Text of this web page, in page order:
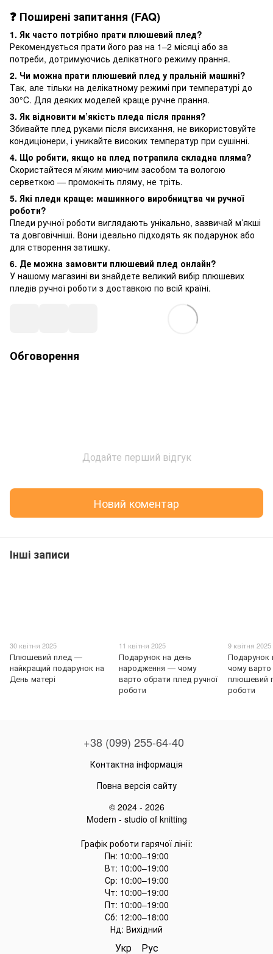
❓ Поширені запитання (FAQ)
1. Як часто потрібно прати плюшевий плед?
Рекомендується прати його раз на 1–2 місяці або за
потреби, дотримуючись делікатного режиму прання.
2. Чи можна прати плюшевий плед у пральній машині?
Так, але тільки на делікатному режимі при температурі до
30°C. Для деяких моделей краще ручне прання.
3. Як відновити м’якість пледа після прання?
Збивайте плед руками після висихання, не використовуйте
кондиціонери, і уникайте високих температур при сушінні.
4. Що робити, якщо на плед потрапила складна пляма?
Скористайтеся м’яким миючим засобом та вологою
серветкою — промокніть пляму, не тріть.
5. Які пледи краще: машинного виробництва чи ручної
роботи?
Пледи ручної роботи виглядають унікально, зазвичай м’якші
та довговічніші. Вони ідеально підходять як подарунок або
для створення затишку.
6. Де можна замовити плюшевий плед онлайн?
У нашому магазині ви знайдете великий вибір плюшевих
пледів ручної роботи з доставкою по всій країні.
Обговорення
Додайте перший відгук
Новий коментар
Інші записи
30 квітня 2025
Плюшевий плед —
найкращий подарунок на
День матері
11 квітня 2025
Подарунок на день
народження — чому
варто обрати плед ручної
роботи
9 квітня 2025
Подарунок
чому
плюшевий
роботи
+38 (099) 255-64-40
Контактна інформація
Повна версія сайту
© 2024 - 2026
Modern - studio of knitting
Графік роботи гарячої лінії:
Пн: 10:00–19:00
Вт: 10:00–19:00
Ср: 10:00–19:00
Чт: 10:00–19:00
Пт: 10:00–19:00
Сб: 12:00–18:00
Нд: Вихідний
Укр Рус